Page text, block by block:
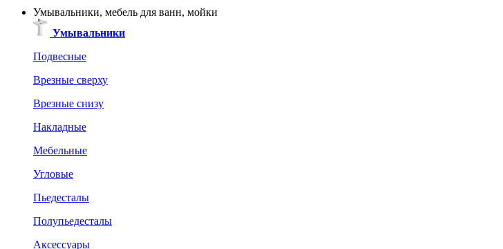
Умывальники, мебель для ванн, мойки
Умывальники
Подвесные
Врезные сверху
Врезные снизу
Накладные
Мебельные
Угловые
Пьедесталы
Полупьедесталы
Аксессуары